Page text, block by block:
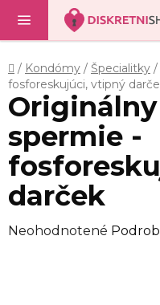
obsah
Domov
/ Kondómy / Špecialitky /
fosforeskujúci, vtipný
spermie -
darček
Priemerné
Neohodnotené